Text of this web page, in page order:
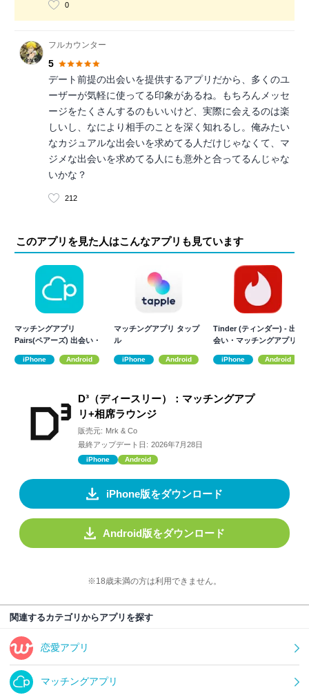
0
フルカウンター
5
デート前提の出会いを提供するアプリだから、多くのユ
ーザーが気軽に使ってる印象があるね。もちろんメッセ
ージをたくさんするのもいいけど、実際に会えるのは楽
しいし、なにより相手のことを深く知れるし。俺みたい
なカジュアルな出会いを求めてる人だけじゃなくて、マ
ジメな出会いを求めてる人にも意外と合ってるんじゃな
いかな？
212
このアプリを見た人はこんなアプリも見ています
マッチングアプリ
Pairs(ペアーズ) 出会い・
iPhone Android
マッチングアプリ タップ
ル
iPhone Android
Tinder (ティンダー) - 出
会い・マッチングアプリ
iPhone Android
D³（ディースリー）：マッチングアプ
リ+相席ラウンジ
販売元: Mrk & Co
最終アップデート日: 2026年7月28日
iPhone Android
iPhone版をダウンロード
Android版をダウンロード
※18歳未満の方は利用できません。
関連するカテゴリからアプリを探す
恋愛アプリ
マッチングアプリ